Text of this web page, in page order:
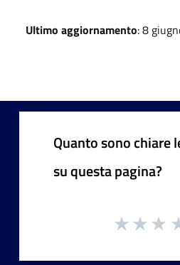
Ultimo aggiornamento: 8
Quanto sono chiare
su questa pagina?